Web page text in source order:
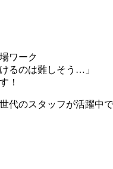
ワーク
るのは難しそう…」
！
代のスタッフが活躍中